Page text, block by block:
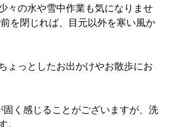
々の水や雪中作業も気になりませ
を閉じれば、目元以外を寒い風か
ょっとしたお出かけやお散歩にお
く感じることがございますが、洗